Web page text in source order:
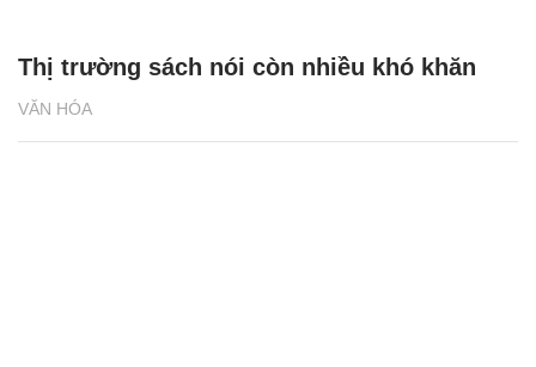
VĂN HÓA
Thị trường sách nói còn nhiều khó khăn